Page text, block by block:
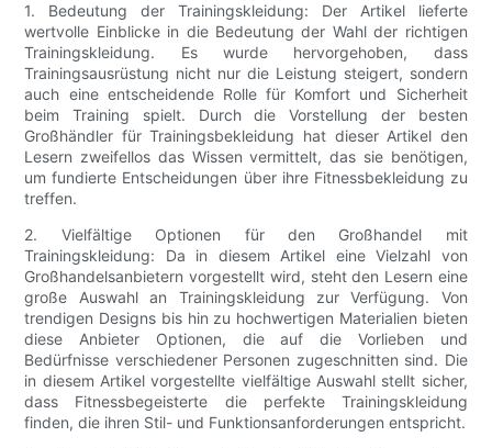
1. Bedeutung der Trainingskleidung: Der Artikel lieferte
wertvolle Einblicke in die Bedeutung der Wahl der richtigen
Trainingskleidung. Es wurde hervorgehoben, dass
Trainingsausrüstung nicht nur die Leistung steigert, sondern
auch eine entscheidende Rolle für Komfort und Sicherheit
beim Training spielt. Durch die Vorstellung der besten
Großhändler für Trainingsbekleidung hat dieser Artikel den
Lesern zweifellos das Wissen vermittelt, das sie benötigen,
um fundierte Entscheidungen über ihre Fitnessbekleidung zu
treffen.
2. Vielfältige Optionen für den Großhandel mit
Trainingskleidung: Da in diesem Artikel eine Vielzahl von
Großhandelsanbietern vorgestellt wird, steht den Lesern eine
große Auswahl an Trainingskleidung zur Verfügung. Von
trendigen Designs bis hin zu hochwertigen Materialien bieten
diese Anbieter Optionen, die auf die Vorlieben und
Bedürfnisse verschiedener Personen zugeschnitten sind. Die
in diesem Artikel vorgestellte vielfältige Auswahl stellt sicher,
dass Fitnessbegeisterte die perfekte Trainingskleidung
finden, die ihren Stil- und Funktionsanforderungen entspricht.